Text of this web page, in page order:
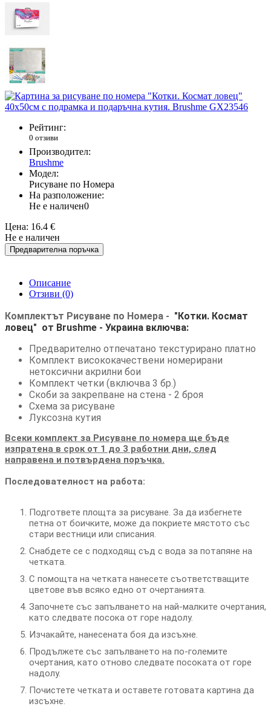
Рейтинг:
0 отзиви
Производител:
Brushme
Модел:
Рисуване по Номера
На разположение:
Не е наличен0
Цена: 16.4 €
Не е наличен
Предварителна поръчка
Описание
Отзиви (0)
Комплектът Рисуване по Номера - "Котки. Космат
ловец" от Brushme - Украина включва:
Предварително отпечатано текстурирано платно
Комплект висококачествени номерирани
нетоксични акрилни бои
Комплект четки (включва 3 бр.)
Скоби за закрепване на стена - 2 броя
Схема за рисуване
Луксозна кутия
Всеки комплект за Рисуване по номера ще бъде
изпратена в срок от 1 до 3 работни дни, след
направена и потвърдена поръчка.
Последователност на работа:
Подгответе площта за рисуване. За да избегнете
петна от боичките, може да покриете мястото със
стари вестници или списания.
Снабдете се с подходящ съд с вода за потапяне на
четката.
С помощта на четката нанесете съответстващите
цветове във всяко едно от очертанията.
Започнете със запълването на най-малките очертания,
като следвате посока от горе надолу.
Изчакайте, нанесената боя да изсъхне.
Продължете със запълването на по-големите
очертания, като отново следвате посоката от горе
надолу.
Почистете четката и оставете готовата картина да
изсъхне.